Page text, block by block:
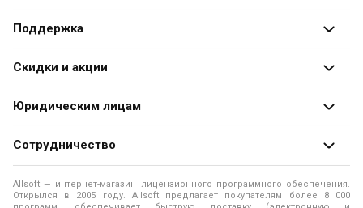
Каталог программ
Поддержка
Оплата заказов
Доставка заказа
Помощь
Правила продажи
Скидки и акции
Специальные
Юридическим лицам
Продажа программ юридическим лицам
О лицензировании программного обеспечения
Программы для компьютера
Сотрудничество
О магазине
Allsoft — интернет-магазин лицензионного программного обеспечения.
Открылся в 2005 году. Allsoft предлагает покупателям более 8 000